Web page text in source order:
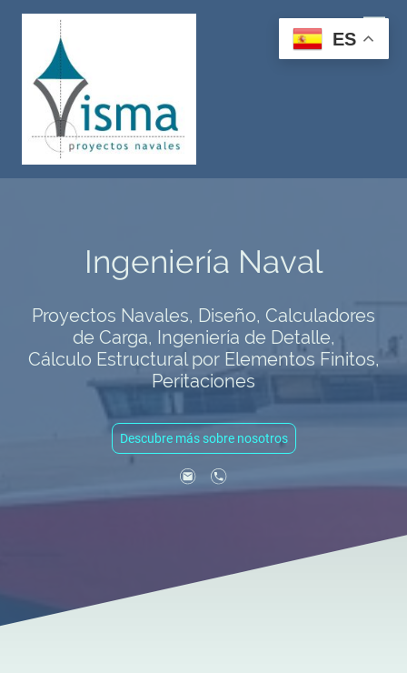
Ingeniería Naval
Proyectos Navales, Diseño, Calculadores
de Carga, Ingeniería de Detalle,
Cálculo Estructural por Elementos Finitos,
Peritaciones
Descubre más sobre nosotros
ES